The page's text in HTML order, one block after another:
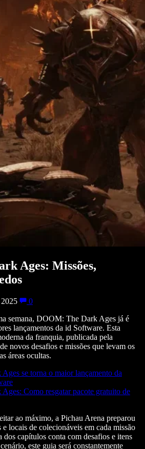
Ages: Missões,
0
semana, DOOM: The Dark Ages já é
lançamentos da id Software. Esta
da franquia, publicada pela
novos desafios e missões que levam os
áreas ocultas.
se torna o maior lançamento da
Como resgatar pacote gratuito de
ao máximo, a Pichau Arena preparou
locais de colecionáveis em cada missão
capítulos conta com desafios e itens
este guia será constantemente